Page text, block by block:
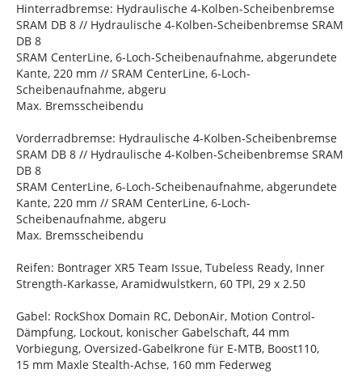
Hinterradbremse: Hydraulische 4-Kolben-Scheibenbremse
SRAM DB 8 // Hydraulische 4-Kolben-Scheibenbremse SRAM
DB 8
SRAM CenterLine, 6-Loch-Scheibenaufnahme, abgerundete
Kante, 220 mm // SRAM CenterLine, 6-Loch-
Scheibenaufnahme, abgeru
Max. Bremsscheibendu
Vorderradbremse: Hydraulische 4-Kolben-Scheibenbremse
SRAM DB 8 // Hydraulische 4-Kolben-Scheibenbremse SRAM
DB 8
SRAM CenterLine, 6-Loch-Scheibenaufnahme, abgerundete
Kante, 220 mm // SRAM CenterLine, 6-Loch-
Scheibenaufnahme, abgeru
Max. Bremsscheibendu
Reifen: Bontrager XR5 Team Issue, Tubeless Ready, Inner
Strength-Karkasse, Aramidwulstkern, 60 TPI, 29 x 2.50
Gabel: RockShox Domain RC, DebonAir, Motion Control-
Dämpfung, Lockout, konischer Gabelschaft, 44 mm
Vorbiegung, Oversized-Gabelkrone für E-MTB, Boost110,
15 mm Maxle Stealth-Achse, 160 mm Federweg